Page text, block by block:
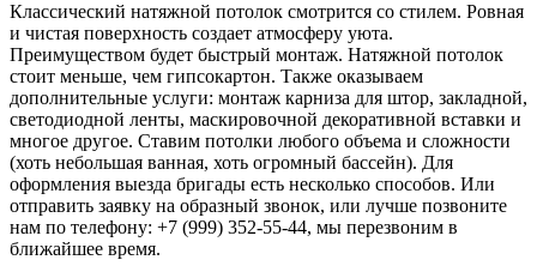
Классический натяжной потолок смотрится со стилем. Ровная
и чистая поверхность создает атмосферу уюта.
Преимуществом будет быстрый монтаж. Натяжной потолок
стоит меньше, чем гипсокартон. Также оказываем
дополнительные услуги: монтаж карниза для штор, закладной,
светодиодной ленты, маскировочной декоративной вставки и
многое другое. Ставим потолки любого объема и сложности
(хоть небольшая ванная, хоть огромный бассейн). Для
оформления выезда бригады есть несколько способов. Или
отправить заявку на образный звонок, или лучше позвоните
нам по телефону: +7 (999) 352-55-44, мы перезвоним в
ближайшее время.